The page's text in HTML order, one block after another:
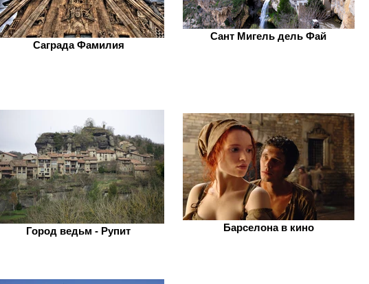
Саграда Фамилия
Сант Мигель дель Фай
Город ведьм - Рупит Барселона в кино